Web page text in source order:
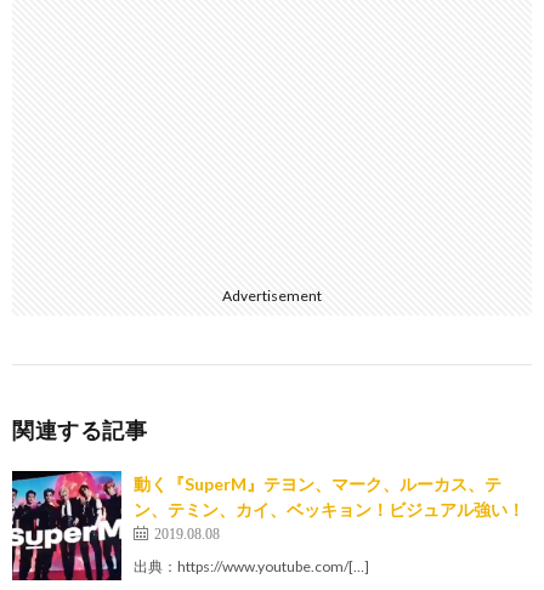
Advertisement
関連する記事
動く『SuperM』テヨン、マーク、ルーカス、テ
ン、テミン、カイ、ベッキョン！ビジュアル強い！
2019.08.08
出典：https://www.youtube.com/[…]